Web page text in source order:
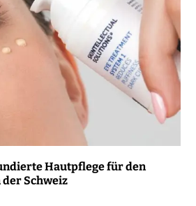
Hautpflege für den
Schweiz